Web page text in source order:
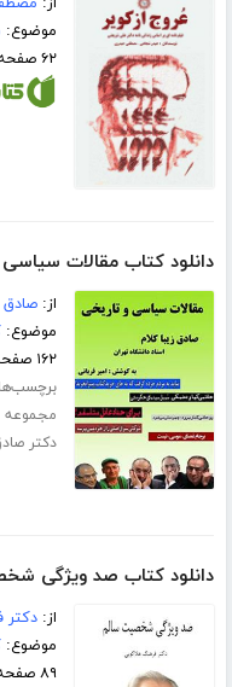
موضوع:
۶۲ صفحه
دانلود کتاب مقالات
از:صادق
موضوع:
۱۶۲ صفحه
مجموعه
دکتر
دانلود کتاب صد ویژگی
از:دکتر
موضوع:
۸۹ صفحه